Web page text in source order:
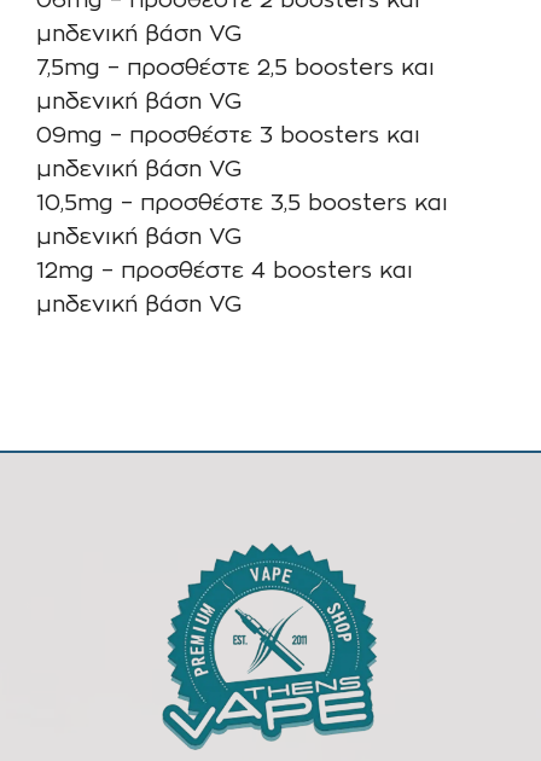
μηδενική βάση VG
7,5mg – προσθέστε 2,5 boosters και
μηδενική βάση VG
09mg – προσθέστε 3 boosters και
μηδενική βάση VG
10,5mg – προσθέστε 3,5 boosters και
μηδενική βάση VG
12mg – προσθέστε 4 boosters και
μηδενική βάση VG